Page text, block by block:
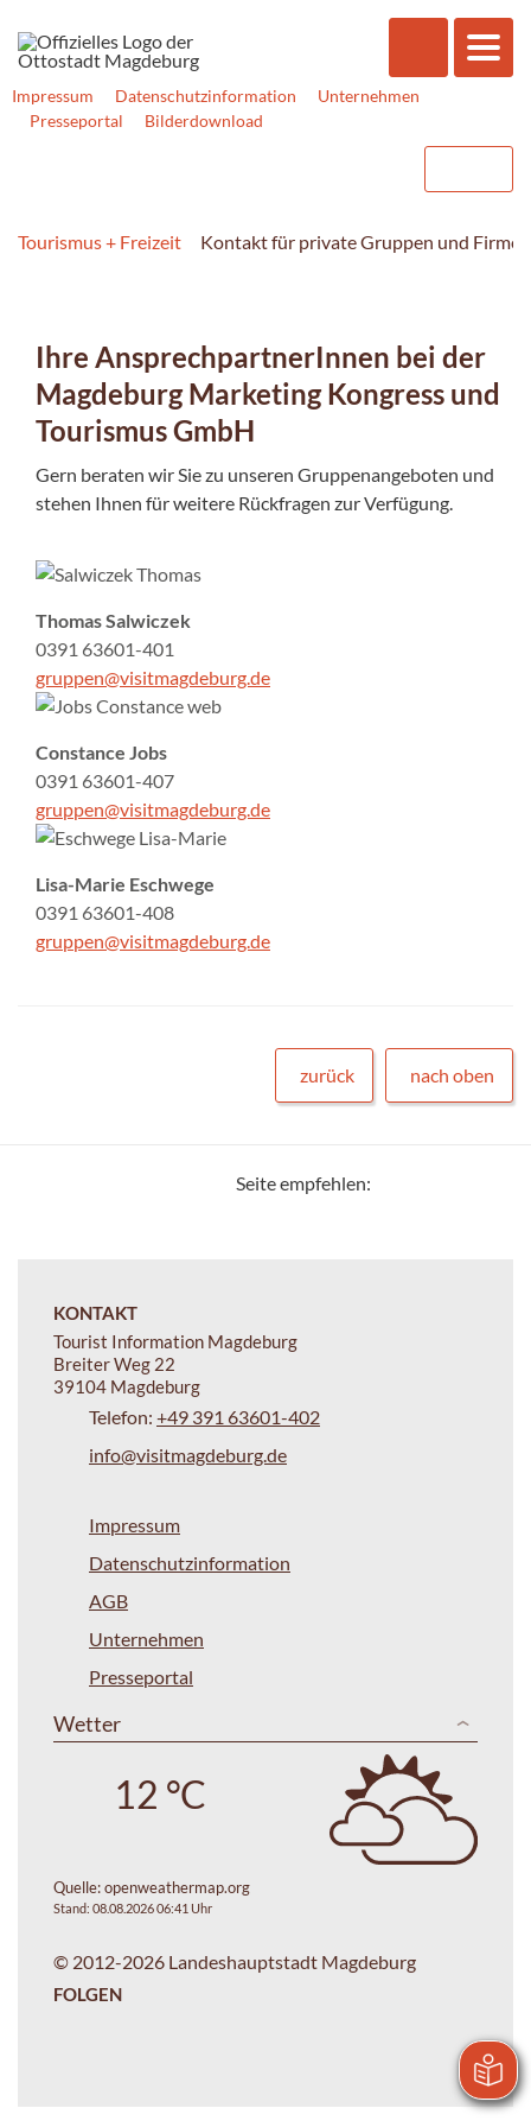
Impressum Datenschutzinformation
Unternehmen
Presseportal
Bilderdownload
Tourismus + Freizeit Kontakt für private Gruppen und Firmen
Ihre AnsprechpartnerInnen bei der
Magdeburg Marketing Kongress und
Tourismus GmbH
Gern beraten wir Sie zu unseren Gruppenangeboten und
stehen Ihnen für weitere Rückfragen zur Verfügung.
Thomas Salwiczek
0391 63601-401
gruppen@visitmagdeburg.de
Constance Jobs
0391 63601-407
gruppen@visitmagdeburg.de
Lisa-Marie Eschwege
0391 63601-408
gruppen@visitmagdeburg.de
zurück nach oben
Seite empfehlen:
KONTAKT
Tourist Information Magdeburg
Breiter Weg 22
39104 Magdeburg
Telefon: +49 391 63601-402
info@visitmagdeburg.de
Impressum
Datenschutzinformation
AGB
Unternehmen
Presseportal
Wetter
12 °C
Quelle:openweathermap.org
Stand: 08.08.2026 06:41 Uhr
© 2012-2026 Landeshauptstadt Magdeburg
FOLGEN